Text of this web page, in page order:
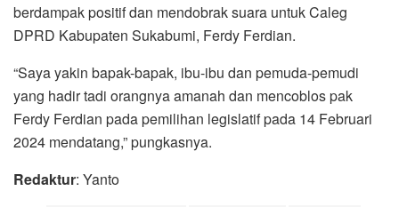
berdampak positif dan mendobrak suara untuk Caleg
DPRD Kabupaten Sukabumi, Ferdy Ferdian.
“Saya yakin bapak-bapak, ibu-ibu dan pemuda-pemudi
yang hadir tadi orangnya amanah dan mencoblos pak
Ferdy Ferdian pada pemilihan legislatif pada 14 Februari
2024 mendatang,” pungkasnya.
Redaktur: Yanto